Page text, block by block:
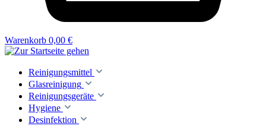
Warenkorb 0,00 €
Reinigungsmittel
Glasreinigung
Reinigungsgeräte
Hygiene
Desinfektion